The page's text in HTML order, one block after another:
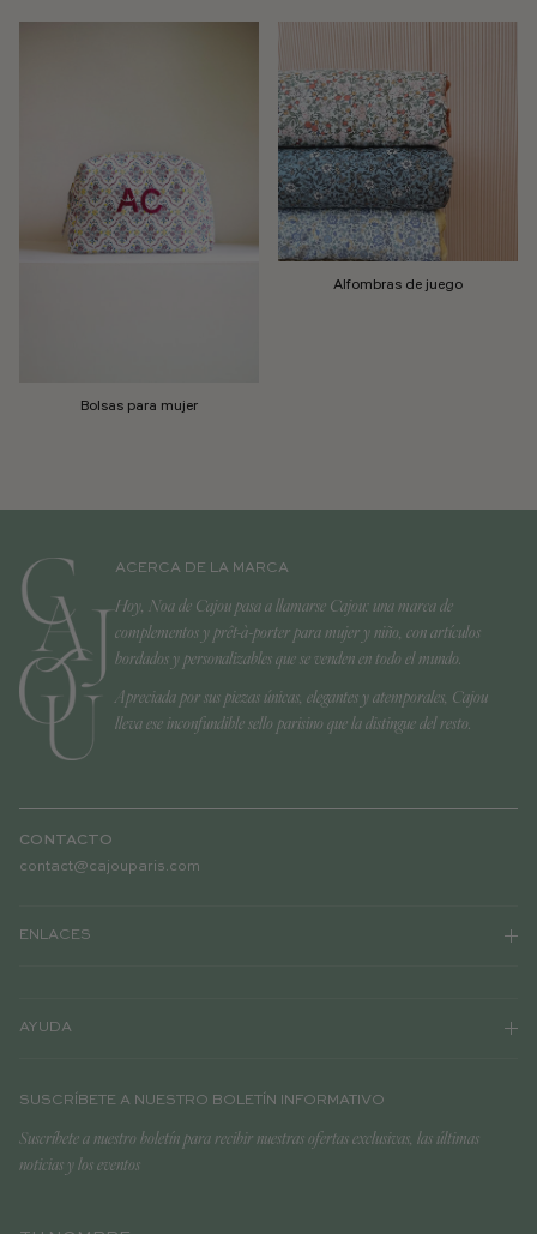
Bolsas para mujer
Alfombras de juego
ACERCA DE LA MARCA
Hoy, Noa de Cajou pasa a llamarse Cajou: una marca de
complementos y prêt-à-porter para mujer y niño, con artículos
bordados y personalizables que se venden en todo el mundo.
Apreciada por sus piezas únicas, elegantes y atemporales, Cajou
lleva ese inconfundible sello parisino que la distingue del resto.
CONTACTO
contact@cajouparis.com
ENLACES
AYUDA
SUSCRÍBETE A NUESTRO BOLETÍN INFORMATIVO
Suscríbete a nuestro boletín para recibir nuestras ofertas exclusivas, las últimas
noticias y los eventos